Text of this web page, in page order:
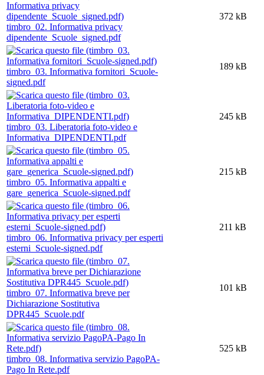
timbro_02. Informativa privacy
dipendente_Scuole_signed.pdf
372 kB
timbro_03. Informativa fornitori_Scuole-
signed.pdf
189 kB
timbro_03. Liberatoria foto-video e
Informativa_DIPENDENTI.pdf
245 kB
timbro_05. Informativa appalti e
gare_generica_Scuole-signed.pdf
215 kB
timbro_06. Informativa privacy per esperti
esterni_Scuole-signed.pdf
211 kB
timbro_07. Informativa breve per
Dichiarazione Sostitutiva
DPR445_Scuole.pdf
101 kB
timbro_08. Informativa servizio PagoPA-
Pago In Rete.pdf
525 kB